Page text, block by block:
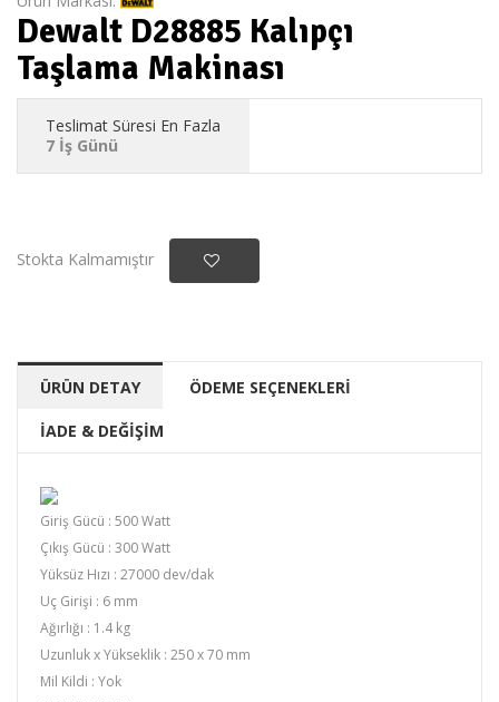
Dewalt D28885 Kalıpçı
Taşlama Makinası
Teslimat Süresi En Fazla
7 İş Günü
Stokta Kalmamıştır
ÜRÜN DETAY ÖDEME SEÇENEKLERİ
İADE & DEĞİŞİM
Giriş Gücü : 500 Watt
Çıkış Gücü : 300 Watt
Yüksüz Hızı : 27000 dev/dak
Uç Girişi : 6 mm
Ağırlığı : 1.4 kg
Uzunluk x Yükseklik : 250 x 70 mm
Mil Kildi : Yok